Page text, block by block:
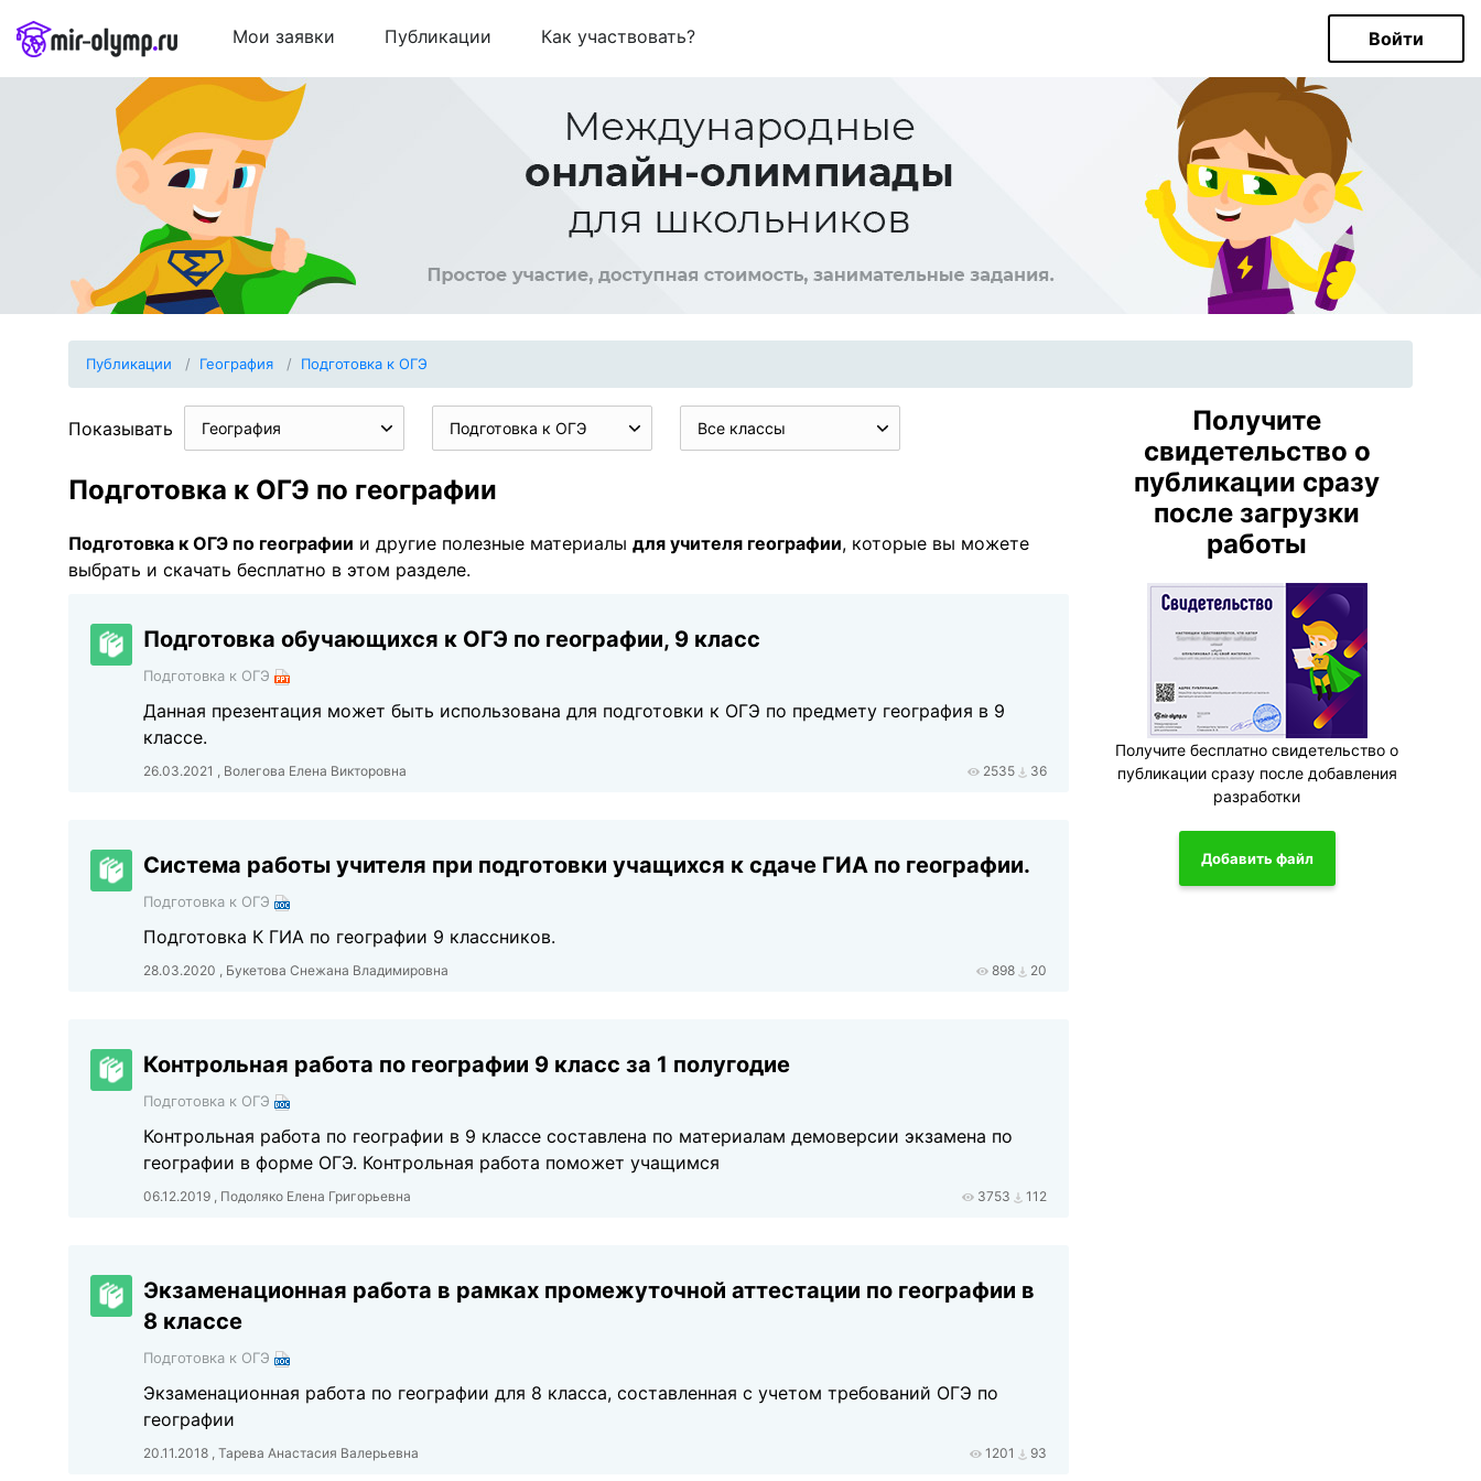
Мои заявки Публикации Как участвовать? Войти
Публикации География Подготовка к ОГЭ
Показывать География Подготовка к ОГЭ Все классы
Подготовка к ОГЭ по географии
Подготовка к ОГЭ по географии и другие полезные материалы для учителя географии, которые вы можете
выбрать и скачать бесплатно в этом разделе.
Подготовка обучающихся к ОГЭ по географии, 9 класс
Подготовка к ОГЭ
Данная презентация может быть использована для подготовки к ОГЭ по предмету география в 9
классе.
26.03.2021 , Волегова Елена Викторовна 2535 36
Система работы учителя при подготовки учащихся к сдаче ГИА по географии.
Подготовка к ОГЭ
Подготовка К ГИА по географии 9 классников.
28.03.2020 , Букетова Снежана Владимировна 898 20
Контрольная работа по географии 9 класс за 1 полугодие
Подготовка к ОГЭ
Контрольная работа по географии в 9 классе составлена по материалам демоверсии экзамена по
географии в форме ОГЭ. Контрольная работа поможет учащимся
06.12.2019 , Подоляко Елена Григорьевна 3753 112
Экзаменационная работа в рамках промежуточной аттестации по географии в
8 классе
Подготовка к ОГЭ
Экзаменационная работа по географии для 8 класса, составленная с учетом требований ОГЭ по
географии
20.11.2018 , Тарева Анастасия Валерьевна 1201 93
Получите
свидетельство о
публикации сразу
после загрузки
работы
Получите бесплатно свидетельство о
публикации сразу после добавления
разработки
Добавить файл